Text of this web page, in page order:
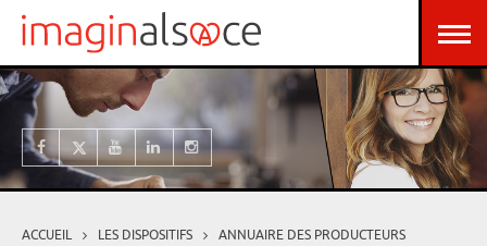
Aller au contenu principal
Vous êtes ici
ACCUEIL LES DISPOSITIFS ANNUAIRE DES PRODUCTEURS
Panneau de gestion des cookies